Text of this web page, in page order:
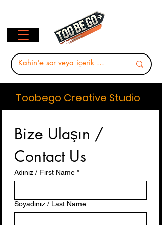
Toobego Creative Studio
Bize Ulaşın /
Contact Us
Adınız / First Name *
Soyadınız / Last Name